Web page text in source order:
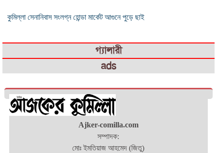
কুমিল্লা সেনানিবাস সংলগ্ন হোন্ডা মার্কেট আগুনে পুড়ে ছাই
গ্যালারী
ads
Ajker-comilla.com
সম্পাদক:
মোঃ ইমতিয়াজ আহমেদ (জিতু)